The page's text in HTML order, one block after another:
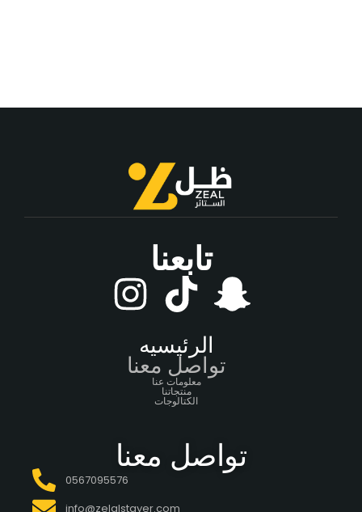
تابعنا
الرئيسيه
تواصل معنا
معلومات عنا
منتجاتنا
الكتالوجات
تواصل معنا
0567095576
info@zelalstayer.com